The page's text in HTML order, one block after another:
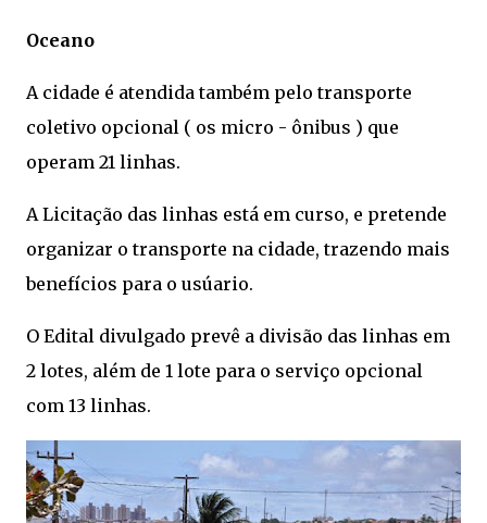
Oceano
A cidade é atendida também pelo transporte
coletivo opcional ( os micro - ônibus ) que
operam 21 linhas.
A Licitação das linhas está em curso, e pretende
organizar o transporte na cidade, trazendo mais
benefícios para o usúario.
O Edital divulgado prevê a divisão das linhas em
2 lotes, além de 1 lote para o serviço opcional
com 13 linhas.